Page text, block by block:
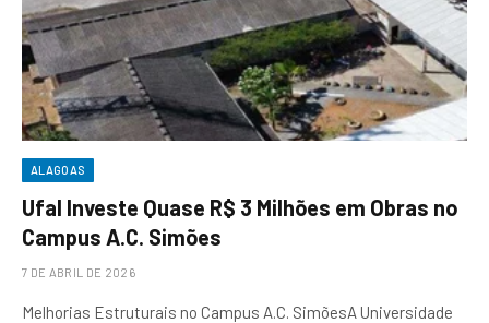
ALAGOAS
Ufal Investe Quase R$ 3 Milhões em Obras no
Campus A.C. Simões
7 DE ABRIL DE 2026
Melhorias Estruturais no Campus A.C. SimõesA Universidade